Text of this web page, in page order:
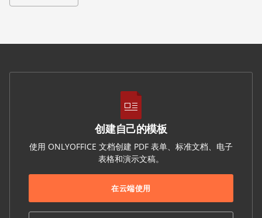
创建自己的模板
使用 ONLYOFFICE 文档创建 PDF 表单、标准文档、电子
表格和演示文稿。
在云端使用